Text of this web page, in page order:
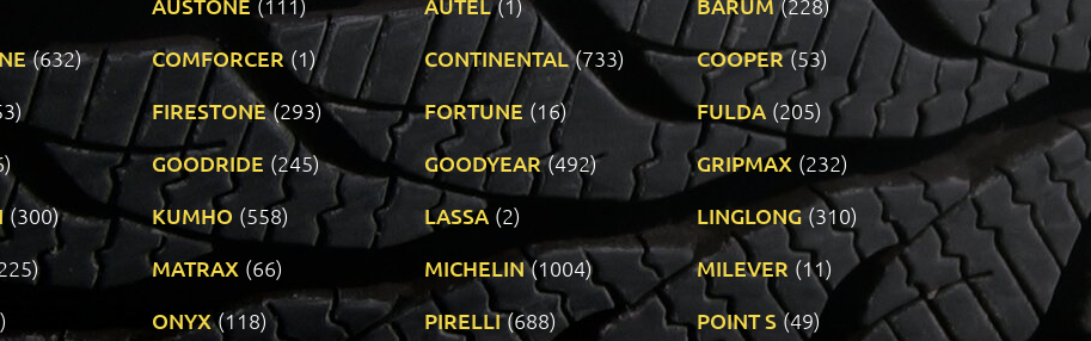
(632) COMFORCER (1) CONTINENTAL (733) COOPER (53)
FIRESTONE (293) FORTUNE (16) FULDA (205)
GOODRIDE (245) GOODYEAR (492) GRIPMAX (232)
(300) KUMHO (558) LASSA (2) LINGLONG (310)
MATRAX (66) MICHELIN (1004) MILEVER (11)
ONYX (118) PIRELLI (688) POINT S (49)